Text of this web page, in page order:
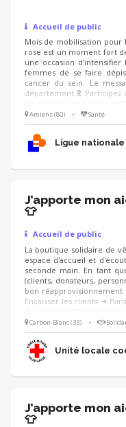
Accueil de public
Mois de mobilisation pour
rose est un moment fort
une occasion
femmes de se faire
cancer du sein. Le
département.🎗️ Participez
la collecte ❤Envie de
logistique Rejoignez-nous!
Amiens (80) • Santé
Ligue
J’apporte mon
👕
Accueil de public
La boutique solidaire de
espace d'accueil et
seconde main. En tant
(clients, donateurs,
bon
Encaisser les clients ➔
Carbon-Blanc (33) •
Unité locale
J’apporte mon
👕